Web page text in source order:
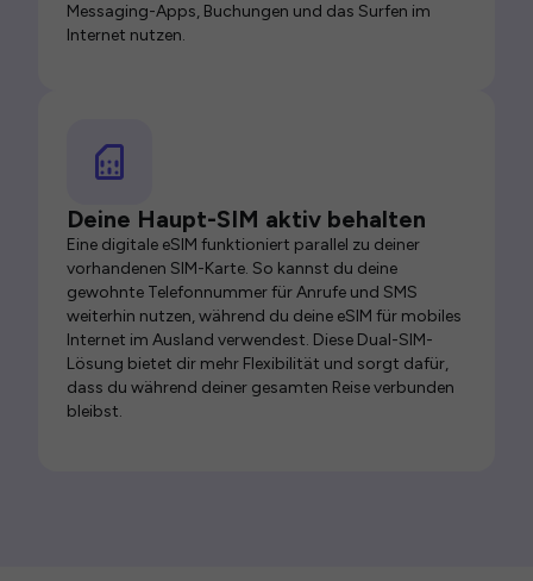
Messaging-Apps, Buchungen und das Surfen im
Internet nutzen.
Deine Haupt-SIM aktiv behalten
Eine digitale eSIM funktioniert parallel zu deiner
vorhandenen SIM-Karte. So kannst du deine
gewohnte Telefonnummer für Anrufe und SMS
weiterhin nutzen, während du deine eSIM für mobiles
Internet im Ausland verwendest. Diese Dual-SIM-
Lösung bietet dir mehr Flexibilität und sorgt dafür,
dass du während deiner gesamten Reise verbunden
bleibst.